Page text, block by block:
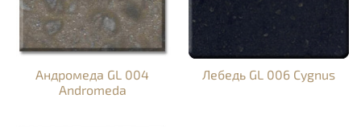
Андромеда GL 004
Andromeda
Лебедь GL 006 Cygnus